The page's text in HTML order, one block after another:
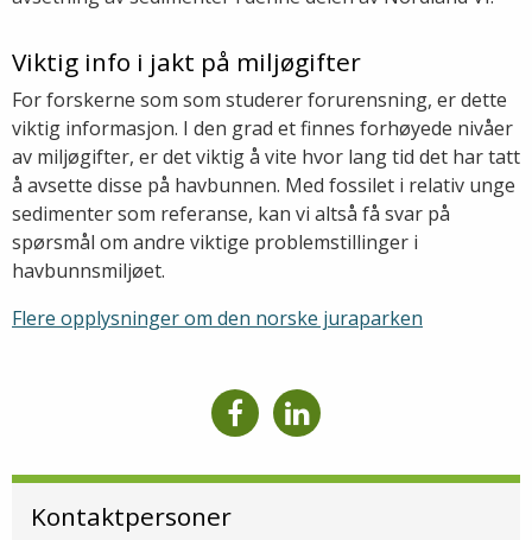
Viktig info i jakt på miljøgifter
For forskerne som som studerer forurensning, er dette
viktig informasjon. I den grad et finnes forhøyede nivåer
av miljøgifter, er det viktig å vite hvor lang tid det har tatt
å avsette disse på havbunnen. Med fossilet i relativ unge
sedimenter som referanse, kan vi altså få svar på
spørsmål om andre viktige problemstillinger i
havbunnsmiljøet.
Flere opplysninger om den norske juraparken
Kontaktpersoner